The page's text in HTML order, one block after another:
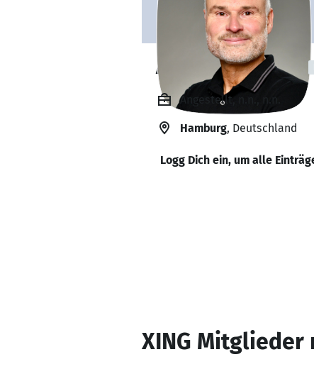
Andreas Lenkeit
Angestellt, n.n., n.n.
Hamburg, Deutschland
Logg Dich ein, um alle
XING